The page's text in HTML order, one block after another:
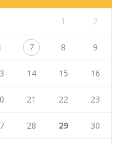
1 2
7 8 9
14 15 16
21 22 23
28 29 30